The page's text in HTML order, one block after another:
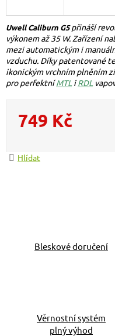
749 Kč
Uwell Caliburn G5přináší
výkonem až 35 W. Zařízení
mezi automatickým i
vzduchu. Díky patentované
ikonickým vrchním plněním
pro perfektníMTL iRDL
Hlídat
Bleskové doručení
Věrnostní systém
plný výhod